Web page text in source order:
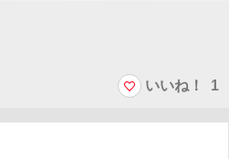
いいね！ 1